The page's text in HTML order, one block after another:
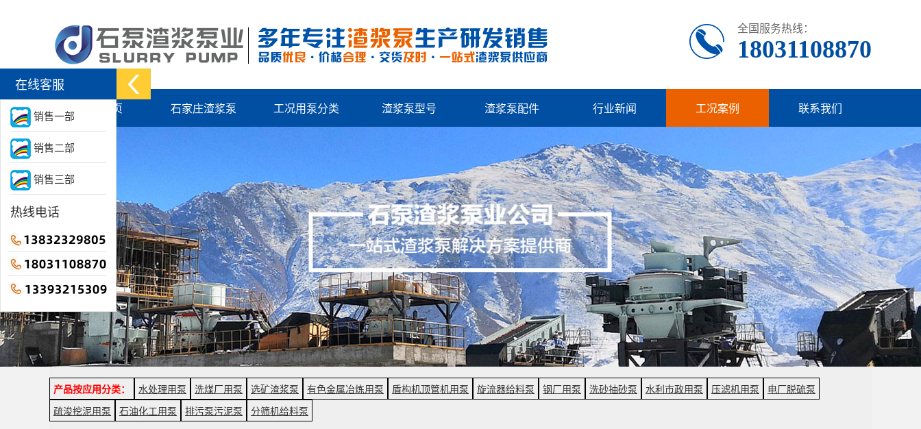
全国服务热线：
18031108870
网站首页 石家庄渣浆泵 工况用泵分类 渣浆泵型号 渣浆泵配件 行业新闻 工况案例 联系我们
产品按应用分类： 水处理用泵 洗煤厂用泵 选矿渣浆泵 有色金属冶炼用泵 盾构机顶管机用泵 旋流器给料泵 钢厂用泵 洗砂抽砂泵 水利市政用泵 压滤机用泵
电厂脱硫泵
疏浚挖泥用泵
石油化工用泵 排污泵污泥泵 分筛机给料泵
在线客服
销售一部
销售二部
销售三部
热线电话